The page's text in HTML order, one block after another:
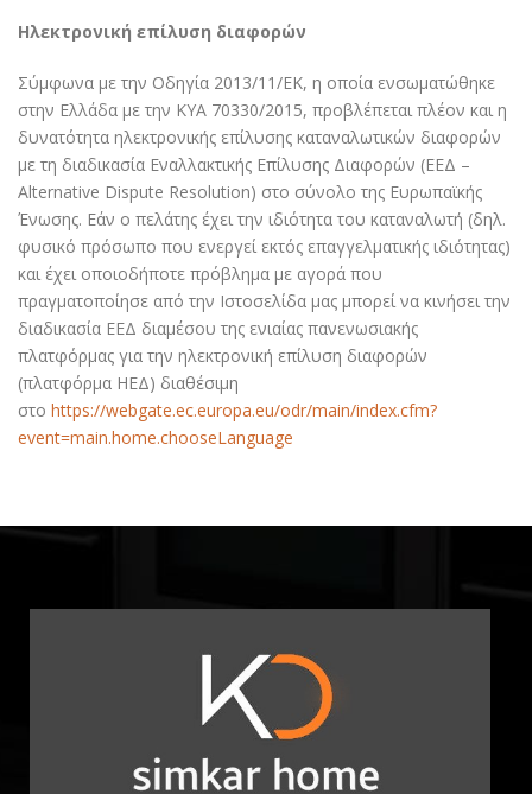
Ηλεκτρονική επίλυση διαφορών
Σύμφωνα με την Οδηγία 2013/11/ΕΚ, η οποία ενσωματώθηκε
στην Ελλάδα με την ΚΥΑ 70330/2015, προβλέπεται πλέον και η
δυνατότητα ηλεκτρονικής επίλυσης καταναλωτικών διαφορών
με τη διαδικασία Εναλλακτικής Επίλυσης Διαφορών (ΕΕΔ –
Alternative Dispute Resolution) στο σύνολο της Ευρωπαϊκής
Ένωσης. Εάν ο πελάτης έχει την ιδιότητα του καταναλωτή (δηλ.
φυσικό πρόσωπο που ενεργεί εκτός επαγγελματικής ιδιότητας)
και έχει οποιοδήποτε πρόβλημα με αγορά που
πραγματοποίησε από την Ιστοσελίδα μας μπορεί να κινήσει την
διαδικασία ΕΕΔ διαμέσου της ενιαίας πανενωσιακής
πλατφόρμας για την ηλεκτρονική επίλυση διαφορών
(πλατφόρμα ΗΕΔ) διαθέσιμη
στο https://webgate.ec.europa.eu/odr/main/index.cfm?
event=main.home.chooseLanguage